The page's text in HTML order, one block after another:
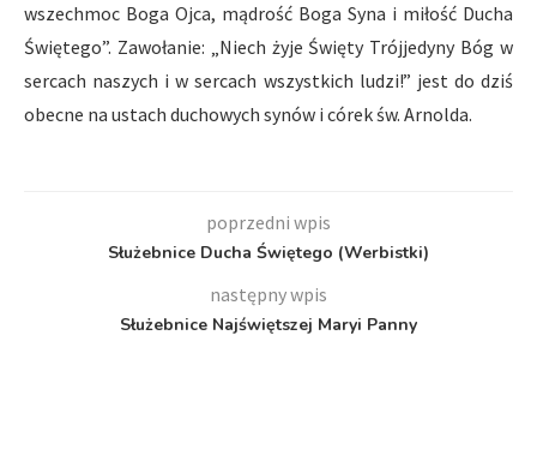
wszechmoc Boga Ojca, mądrość Boga Syna i miłość Ducha
Świętego”. Zawołanie: „Niech żyje Święty Trójjedyny Bóg w
sercach naszych i w sercach wszystkich ludzi!” jest do dziś
obecne na ustach duchowych synów i córek św. Arnolda.
poprzedni wpis
Służebnice Ducha Świętego (Werbistki)
następny wpis
Służebnice Najświętszej Maryi Panny